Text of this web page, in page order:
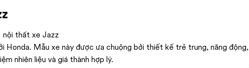
Honda. Mẫu xe này được ưa chuộng bởi thiết kế trẻ trung, năng động,
nhiên liệu và giá thành hợp lý.